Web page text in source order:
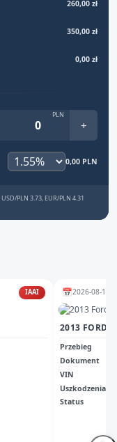
260,00 zł
350,00 zł
0,00 zł
PLN
+
0,00 PLN
PLN 3.73, EUR/PLN 4.31
IAAI 📅2026-08-11
2013 FORD
Przebieg
Dokument
VIN
Uszkodzenia
Status